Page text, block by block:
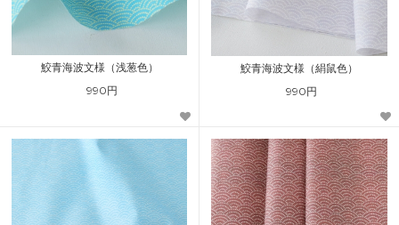
鮫青海波文様（浅葱色）
990円
鮫青海波文様（絹鼠色）
990円